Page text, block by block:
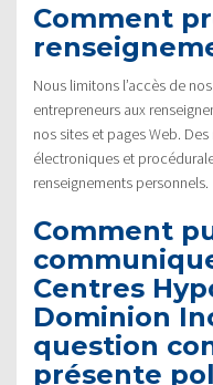
Comment
Nous limitons l’accès de
entrepreneurs aux
nos sites et pages Web.
électroniques et
renseignements personnels.
Comment
Centres
Dominion
question
présente